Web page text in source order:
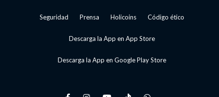
Seguridad Prensa Holicoins Código ético
Descarga la App en App Store
Descarga la App en Google Play Store